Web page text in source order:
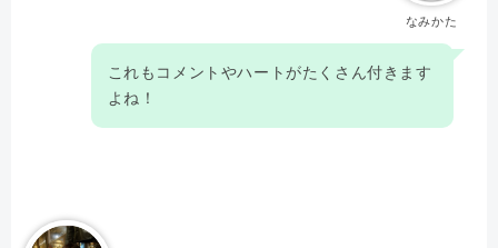
なみかた
これもコメントやハートがたくさん付きます
よね！